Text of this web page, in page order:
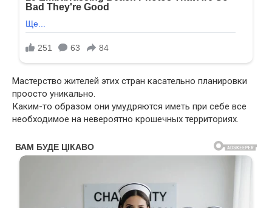
Мастерство жителей этих стран касательно планировки
проосто уникально.
Каким-то образом они умудряются иметь при себе все
необходимое на невероятно крошечных территориях.